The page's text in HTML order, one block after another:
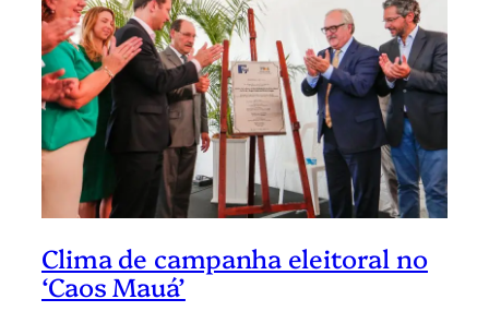
Clima de campanha eleitoral no
‘Caos Mauá’